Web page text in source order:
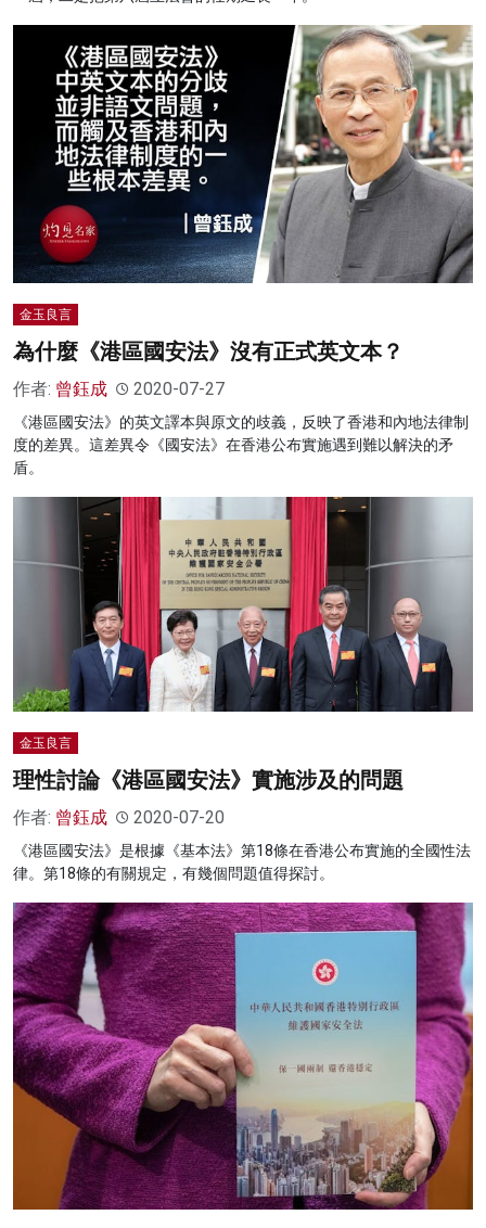
金玉良言
為什麼《港區國安法》沒有正式英文本？
作者: 曾鈺成 2020-07-27
《港區國安法》的英文譯本與原文的歧義，反映了香港和內地法律制
度的差異。這差異令《國安法》在香港公布實施遇到難以解決的矛
盾。
金玉良言
理性討論《港區國安法》實施涉及的問題
作者: 曾鈺成 2020-07-20
《港區國安法》是根據《基本法》第18條在香港公布實施的全國性法
律。第18條的有關規定，有幾個問題值得探討。